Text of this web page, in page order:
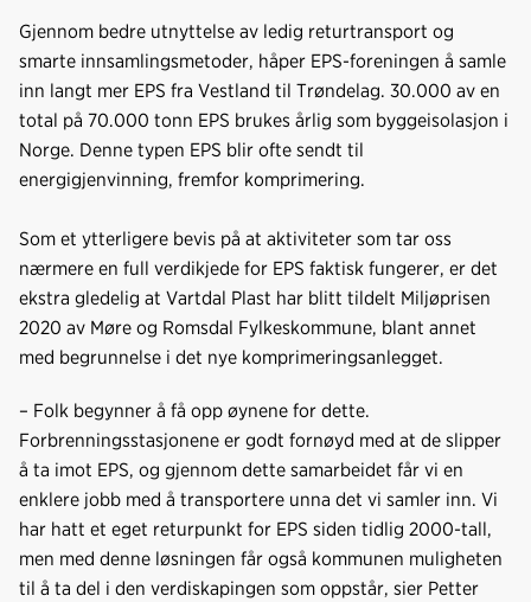
Gjennom bedre utnyttelse av ledig returtransport og
smarte innsamlingsmetoder, håper EPS-foreningen å samle
inn langt mer EPS fra Vestland til Trøndelag. 30.000 av en
total på 70.000 tonn EPS brukes årlig som byggeisolasjon i
Norge. Denne typen EPS blir ofte sendt til
energigjenvinning, fremfor komprimering.
Som et ytterligere bevis på at aktiviteter som tar oss
nærmere en full verdikjede for EPS faktisk fungerer, er det
ekstra gledelig at Vartdal Plast har blitt tildelt Miljøprisen
2020 av Møre og Romsdal Fylkeskommune, blant annet
med begrunnelse i det nye komprimeringsanlegget.
– Folk begynner å få opp øynene for dette.
Forbrenningsstasjonene er godt fornøyd med at de slipper
å ta imot EPS, og gjennom dette samarbeidet får vi en
enklere jobb med å transportere unna det vi samler inn. Vi
har hatt et eget returpunkt for EPS siden tidlig 2000-tall,
men med denne løsningen får også kommunen muligheten
til å ta del i den verdiskapingen som oppstår, sier Petter